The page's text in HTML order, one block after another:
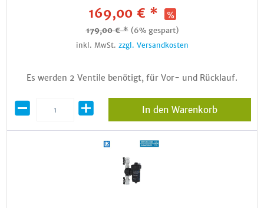
169,00 € *
179,00 € * (6% gespart)
inkl. MwSt. zzgl. Versandkosten
Es werden 2 Ventile benötigt, für Vor- und Rücklauf.
In den Warenkorb